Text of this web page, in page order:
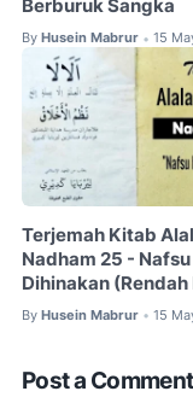
Berburuk Sangka
By Husein Mabrur • 15
Terjemah Kitab
Nadham 25 -
Dihinakan
By Husein Mabrur • 15
Post a Comment